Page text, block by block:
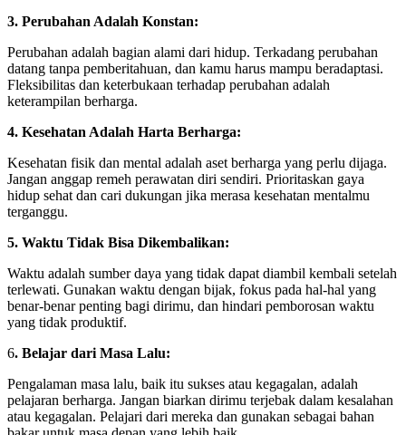
3. Perubahan Adalah Konstan:
Perubahan adalah bagian alami dari hidup. Terkadang perubahan
datang tanpa pemberitahuan, dan kamu harus mampu beradaptasi.
Fleksibilitas dan keterbukaan terhadap perubahan adalah
keterampilan berharga.
4. Kesehatan Adalah Harta Berharga:
Kesehatan fisik dan mental adalah aset berharga yang perlu dijaga.
Jangan anggap remeh perawatan diri sendiri. Prioritaskan gaya
hidup sehat dan cari dukungan jika merasa kesehatan mentalmu
terganggu.
5. Waktu Tidak Bisa Dikembalikan:
Waktu adalah sumber daya yang tidak dapat diambil kembali setelah
terlewati. Gunakan waktu dengan bijak, fokus pada hal-hal yang
benar-benar penting bagi dirimu, dan hindari pemborosan waktu
yang tidak produktif.
6. Belajar dari Masa Lalu:
Pengalaman masa lalu, baik itu sukses atau kegagalan, adalah
pelajaran berharga. Jangan biarkan dirimu terjebak dalam kesalahan
atau kegagalan. Pelajari dari mereka dan gunakan sebagai bahan